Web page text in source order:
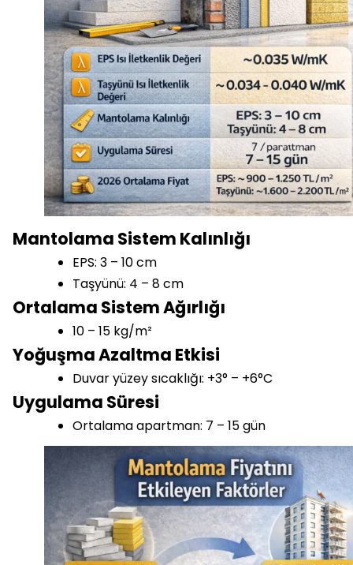
Mantolama Sistem Kalınlığı
EPS: 3 – 10 cm
Taşyünü: 4 – 8 cm
Ortalama Sistem Ağırlığı
10 – 15 kg/m²
Yoğuşma Azaltma Etkisi
Duvar yüzey sıcaklığı: +3° – +6°C
Uygulama Süresi
Ortalama apartman: 7 – 15 gün